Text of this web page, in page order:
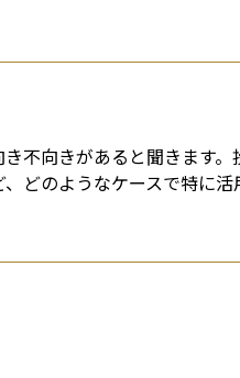
不向きがあると聞きます。
どのようなケースで特に活